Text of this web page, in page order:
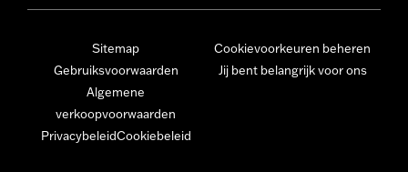
Sitemap
Gebruiksvoorwaarden
Algemene
verkoopvoorwaarden
PrivacybeleidCookiebeleid
Cookievoorkeuren beheren
Jij bent belangrijk voor ons